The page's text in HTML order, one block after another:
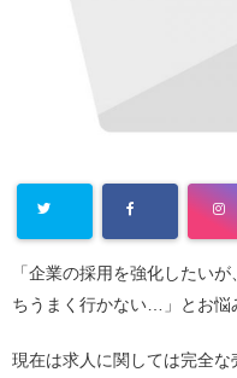
「企業の採用を強化したい
ちうまく行かない…」とお悩
現在は求人に関しては完全な